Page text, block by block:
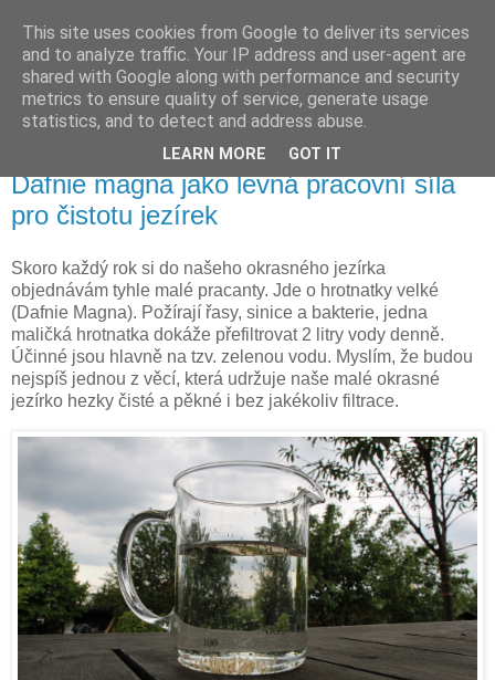
Vysněná zahrada
Blog o plánování a realizování vysněné zahrady.
čtvrtek 14. května 2026
Dafnie magna jako levná pracovní síla
pro čistotu jezírek
Skoro každý rok si do našeho okrasného jezírka
objednávám tyhle malé pracanty. Jde o hrotnatky velké
(Dafnie Magna). Požírají řasy, sinice a bakterie, jedna
maličká hrotnatka dokáže přefiltrovat 2 litry vody denně.
Účinné jsou hlavně na tzv. zelenou vodu. Myslím, že budou
nejspíš jednou z věcí, která udržuje naše malé okrasné
jezírko hezky čisté a pěkné i bez jakékoliv filtrace.
This site uses cookies from Google to deliver its services
and to analyze traffic. Your IP address and user-agent are
shared with Google along with performance and security
metrics to ensure quality of service, generate usage
statistics, and to detect and address abuse.
LEARN MORE GOT IT